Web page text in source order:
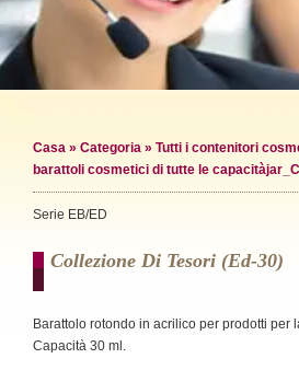
Casa » Categoria » Tutti i contenitori
barattoli cosmetici di tutte le capacità
Serie EB/ED
Collezione Di Tesori (ed-30)
Barattolo rotondo in acrilico per prodotti per
Capacità 30 ml.